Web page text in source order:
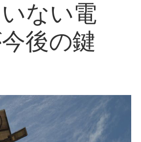
ない電
後の鍵